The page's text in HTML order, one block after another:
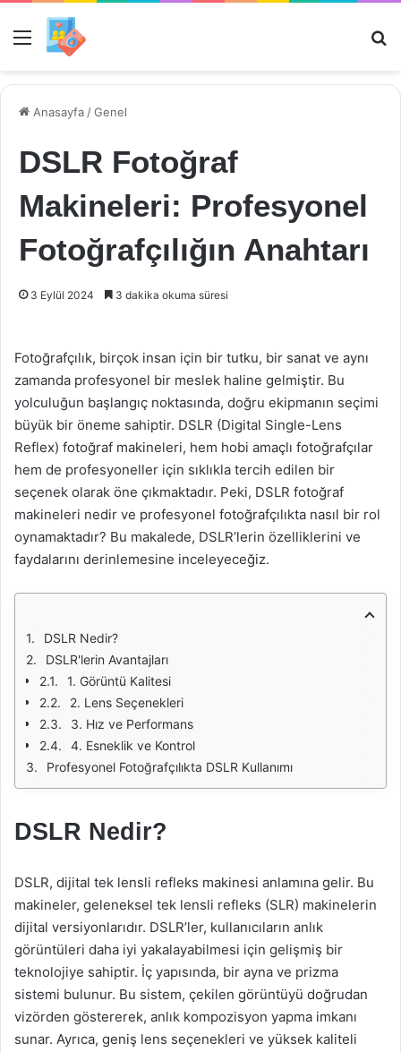
Menü
Anasayfa /Genel
DSLR Fotoğraf
Makineleri: Profesyonel
Fotoğrafçılığın Anahtarı
3 Eylül 2024 3 dakika okuma süresi
Fotoğrafçılık, birçok insan için bir tutku, bir sanat ve aynı
zamanda profesyonel bir meslek haline gelmiştir. Bu
yolculuğun başlangıç noktasında, doğru ekipmanın seçimi
büyük bir öneme sahiptir. DSLR (Digital Single-Lens
Reflex) fotoğraf makineleri, hem hobi amaçlı fotoğrafçılar
hem de profesyoneller için sıklıkla tercih edilen bir
seçenek olarak öne çıkmaktadır. Peki, DSLR fotoğraf
makineleri nedir ve profesyonel fotoğrafçılıkta nasıl bir rol
oynamaktadır? Bu makalede, DSLR’lerin özelliklerini ve
faydalarını derinlemesine inceleyeceğiz.
DSLR Nedir?
DSLR'lerin Avantajları
1. Görüntü Kalitesi
2. Lens Seçenekleri
3. Hız ve Performans
4. Esneklik ve Kontrol
Profesyonel Fotoğrafçılıkta DSLR Kullanımı
DSLR Nedir?
DSLR, dijital tek lensli refleks makinesi anlamına gelir. Bu
makineler, geleneksel tek lensli refleks (SLR) makinelerin
dijital versiyonlarıdır. DSLR’ler, kullanıcıların anlık
görüntüleri daha iyi yakalayabilmesi için gelişmiş bir
teknolojiye sahiptir. İç yapısında, bir ayna ve prizma
sistemi bulunur. Bu sistem, çekilen görüntüyü doğrudan
vizörden göstererek, anlık kompozisyon yapma imkanı
sunar. Ayrıca, geniş lens seçenekleri ve yüksek kaliteli